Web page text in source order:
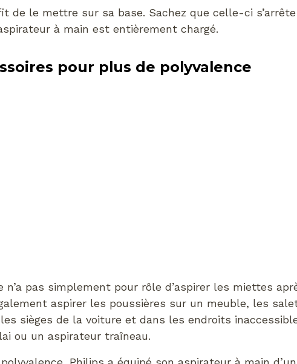
de le mettre sur sa base. Sachez que celle-ci
à main est entièrement chargé.
pour plus de polyvalence
pas simplement pour rôle d’aspirer les miettes
aspirer les poussières sur un meuble, les
sièges de la voiture et dans les endroits
ou un aspirateur traîneau.